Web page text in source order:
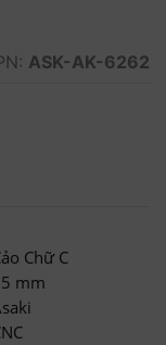
ASK-AK-6262
Chữ C
mm